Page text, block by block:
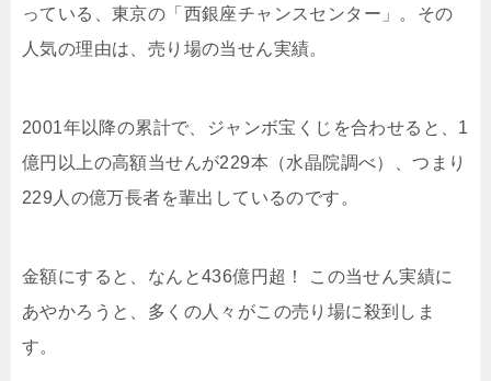
っている、東京の「西銀座チャンスセンター」。その
人気の理由は、売り場の当せん実績。
2001年以降の累計で、ジャンボ宝くじを合わせると、1
億円以上の高額当せんが229本（水晶院調べ）、つまり
229人の億万長者を輩出しているのです。
金額にすると、なんと436億円超！ この当せん実績に
あやかろうと、多くの人々がこの売り場に殺到しま
す。